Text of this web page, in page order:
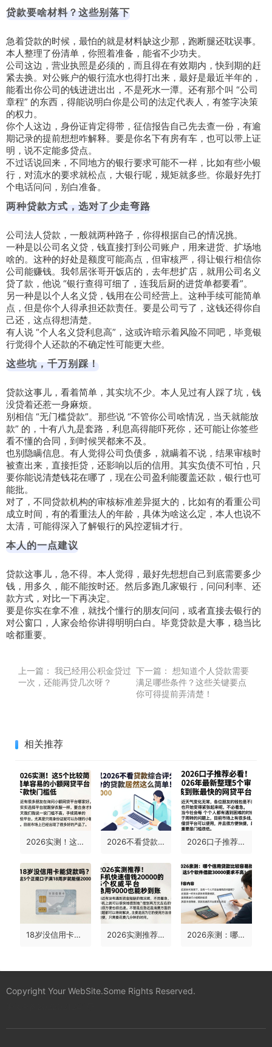
贷款要啥材料？这些别落下
急着贷款的时候，最怕的就是材料缺这少那，跑断腿还耽误事。
本人整理了份清单，你照着准备，能省不少功夫。
公司这边，营业执照是必须的，而且得在有效期内，快到期的赶
紧去换。对公账户的银行流水也得打出来，最好是最近半年的，
能看出你公司的钱进进出出，不是死水一潭。还有那个叫 “公司
章程” 的东西，得能说明白你是公司的法定代表人，有签字决策
的权力。
你个人这边，身份证肯定得带，征信报告自己先去查一份，有逾
期记录的提前想想咋解释。要是你名下有房有车，也可以带上证
明，说不定能多贷点。
不过话说回来，不同地方的银行要求可能不一样，比如有些小银
行，对流水的要求就松点，大银行呢，规矩就多些。你最好先打
个电话问问，别白准备。
两种贷款方式，选对了少走弯路
公司法人贷款，一般就两种路子，你得根据自己的情况挑。
一种是以公司名义贷，钱直接打到公司账户，用来进货、扩场地
啥的。这种的好处是额度可能高点，但审核严，得让银行相信你
公司能赚钱。我邻居张哥开饭店的，去年想扩店，就用公司名义
贷了款，他说 “银行查得可细了，连我后厨的进货单都要看”。
另一种是以个人名义贷，钱用在公司经营上。这种手续可能简单
点，但是你个人得承担还款责任。要是公司亏了，这钱还得你自
己还，这点得想清楚。
有人说 “个人名义贷利息高”，这或许暗示着风险不同吧，毕竟银
行觉得个人还款的不确定性可能更大些。
这些坑，千万别踩！
贷款这事儿，看着简单，其实坑不少。本人见过有人踩了坑，钱
没贷着还惹一身麻烦。
别相信 “无门槛贷款”。那些说 “不管你公司啥情况，当天就能放
款” 的，十有八九是套路，利息高得能吓死你，还可能让你签些
看不懂的合同，到时候哭都来不及。
也别隐瞒信息。有人觉得公司负债多，就瞒着不说，结果审核时
被查出来，直接拒贷，还影响以后的信用。其实负债不可怕，只
要你能说清楚钱花在哪了，现在公司盈利能覆盖还款，银行也可
能批。
对了，不同贷款机构的审核标准差异挺大的，比如有的看重公司
成立时间，有的看重法人的年龄，具体为啥这么定，本人也说不
太清，可能得深入了解银行的风控逻辑才行。
本人的一点建议
贷款这事儿，急不得。本人觉得，最好先想想自己到底需要多少
钱，用多久，能不能按时还。然后多跑几家银行，问问利率、还
款方式，对比一下再决定。
要是你实在拿不准，就找个懂行的朋友问问，或者直接去银行的
对公窗口，人家会给你讲得明明白白。毕竟贷款是大事，稳当比
啥都重要。
上一篇： 我已经用公积金贷过
一次，还能再贷几次呀？
下一篇： 想知道个人贷款需要
满足哪些条件？这些关键要点
你可得提前弄清楚！
相关推荐
2026实测！这5个比较简单容易的小额网贷平台，下款快门槛低 2026不看贷款综合评分的贷款居然这么简单！这5个平台借钱5000综合评分门槛超低 2026口子推荐必看！2026年最新整理5个审核到账最快的网贷平台
18岁没信用卡能贷款吗？这5个正规口子满18周岁就能借2000！ 2026实测推荐！手机快速借钱20000的5个权威平台，急用9000也能秒到账 2026亲测：哪个信用贷款比较容易批？这5个软件借款30000要求不高！
Copyright Your WebSite.Some Rights Reserved.